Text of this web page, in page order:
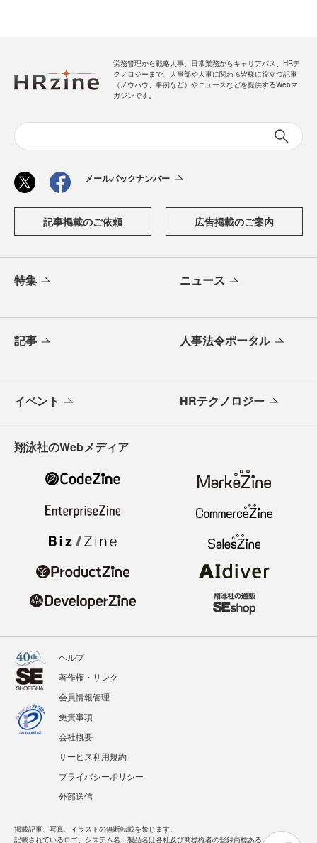
労務管理から戦略人事、日常業務からキャリアパス、HRテ
クノロジーまで、人事部や人事に関わる皆様に役立つ記事
（ノウハウ、事例など）やニュースなどを提供するWebマ
ガジンです。
メールバックナンバー
記事掲載のご依頼 広告掲載のご案内
特集 ニュース
記事 人事法令ポータル
イベント HRテクノロジー
翔泳社のWebメディア
ヘルプ
著作権・リンク
会員情報管理
免責事項
会社概要
サービス利用規約
プライバシーポリシー
外部送信
掲載記事、写真、イラストの無断転載を禁じます。
記載されているロゴ、システム名、製品名は各社及び商標権者の登録商標あるいは商標で